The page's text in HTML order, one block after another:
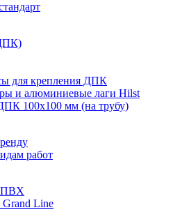
для крепления ДПК
и алюминиевые лаги Hilst
100х100 мм (на трубу)
работ
ПВХ
Line